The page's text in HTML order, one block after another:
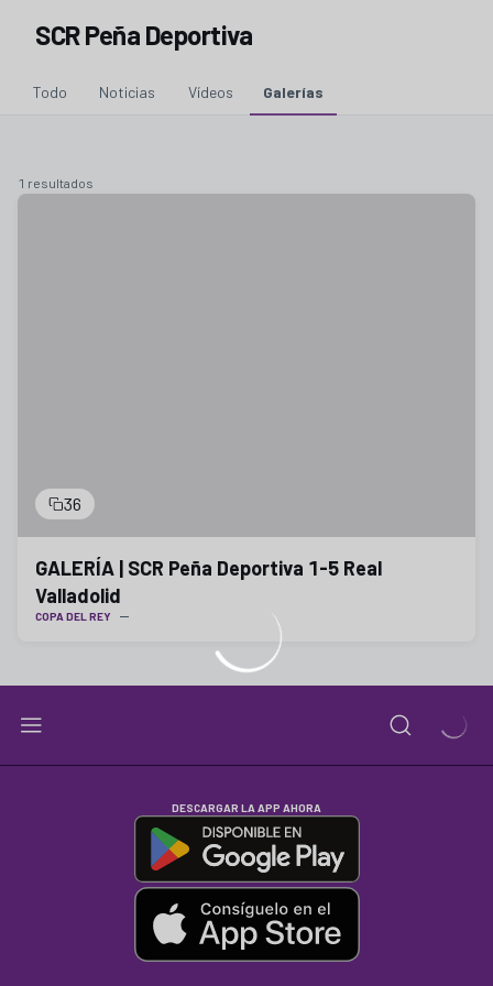
SCR Peña Deportiva
Todo Noticias Vídeos Galerías
1 resultados
36
GALERÍA | SCR Peña Deportiva 1-5 Real
Valladolid
COPA DEL REY
DESCARGAR LA APP AHORA